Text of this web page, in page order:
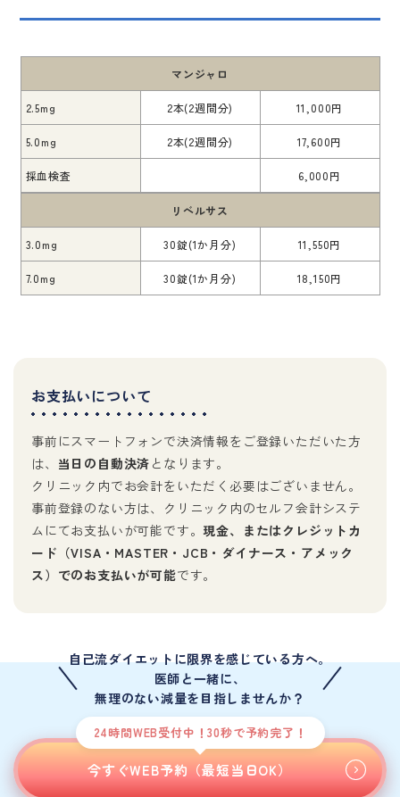
マンジャロ
2.5mg 2本(2週間分) 11,000円
5.0mg 2本(2週間分) 17,600円
採血検査 6,000円
リベルサス
3.0mg 30錠(1か月分) 11,550円
7.0mg 30錠(1か月分) 18,150円
お支払いについて
事前にスマートフォンで決済情報をご登録いただいた方
は、 当日の自動決済 となります。
クリニック内でお会計をいただく必要はございません。
事前登録のない方は、クリニック内のセルフ会計システ
ムにてお支払いが可能です。 現金、またはクレジットカ
ード（VISA・MASTER・JCB・ダイナース・アメック
ス）でのお支払いが可能です。
自己流ダイエットに限界を感じている方へ。
医師と一緒に、
無理のない減量を目指しませんか？
24時間WEB受付中！30秒で予約完了！
今すぐWEB予約（最短当日OK）